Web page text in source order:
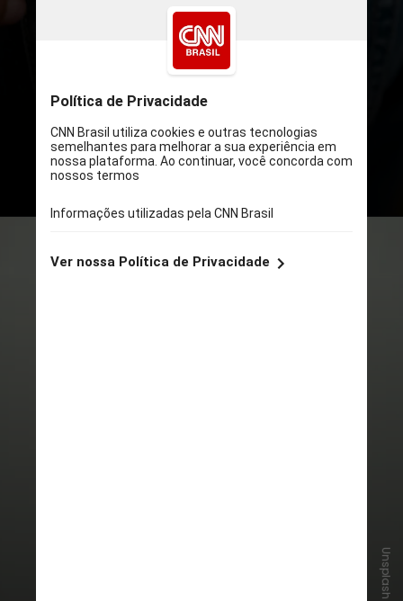
Em 2016, foram 3.761 novas
infecções, diminuindo para 1.705
em 2023, com a maior queda entre
Unsplash